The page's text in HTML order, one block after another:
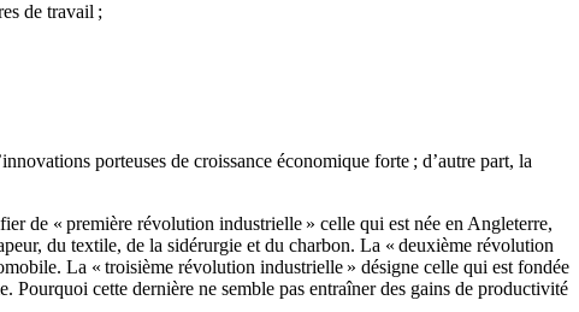
de travail ;
porteuses de croissance économique forte ; d’autre part, la
de « première révolution industrielle » celle qui est née en Angleterre,
du textile, de la sidérurgie et du charbon. La « deuxième révolution
La « troisième révolution industrielle » désigne celle qui est fondée
cette dernière ne semble pas entraîner des gains de productivité